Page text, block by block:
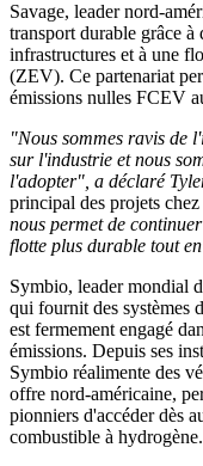
Savage, leader nord-
transport durable grâce à
infrastructures et à une
(ZEV). Ce partenariat
émissions nulles FCEV
"Nous sommes ravis de
sur l'industrie et nous
l'adopter", a déclaré
principal des projets chez
nous permet de
flotte plus durable tout
Symbio, leader mondial
qui fournit des systèmes
est fermement engagé
émissions. Depuis ses
Symbio réalimente des
offre nord-américaine,
pionniers d'accéder dès
combustible à hydrogène.